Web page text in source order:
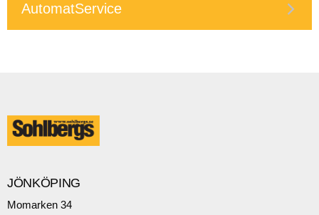
AutomatService
JÖNKÖPING
Momarken 34